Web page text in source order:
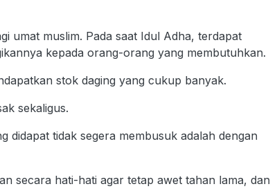
umat muslim. Pada saat Idul Adha, terdapat
kepada orang-orang yang membutuhkan.
stok daging yang cukup banyak.
sekaligus.
didapat tidak segera membusuk adalah dengan
secara hati-hati agar tetap awet tahan lama, dan